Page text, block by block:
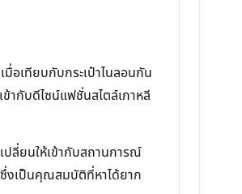
เมื่อเทียบกับกระเป๋าไนลอนกัน
ากับดีไซน์แฟชั่นสไตล์เกาหลี
ปลี่ยนให้เข้ากับสถานการณ์
ซึ่งเป็นคุณสมบัติที่หาได้ยาก